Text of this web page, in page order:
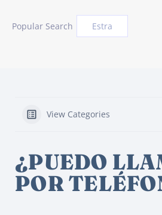
Popular Search Estra
View Categories
¿PUEDO
POR